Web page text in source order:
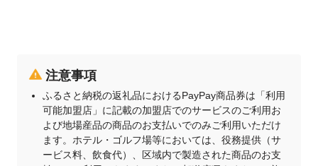
注意事項
ふるさと納税の返礼品におけるPayPay商品券は「利用
可能加盟店」に記載の加盟店でのサービスのご利用お
よび地場産品の商品のお支払いでのみご利用いただけ
ます。ホテル・ゴルフ場等においては、役務提供（サ
ービス料、飲食代）、区域内で製造された商品のお支